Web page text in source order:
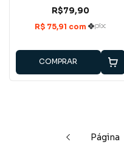
R$79,90
COMPRAR
Página